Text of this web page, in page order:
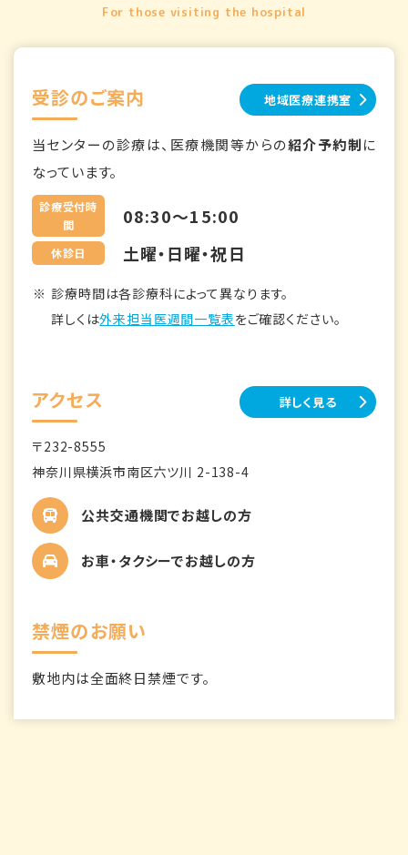
For those visiting the hospital
受診のご案内 地域医療連携室
当センターの診療は、医療機関等からの紹介予約制に
なっています。
診療受付時
間
08:30～15:00
休診日 土曜・日曜・祝日
診療時間は各診療科によって異なります。
詳しくは外来担当医週間一覧表をご確認ください。
アクセス 詳しく見る
〒232-8555
神奈川県横浜市南区六ツ川 2-138-4
公共交通機関でお越しの方
お車・タクシーでお越しの方
禁煙のお願い
敷地内は全面終日禁煙です。